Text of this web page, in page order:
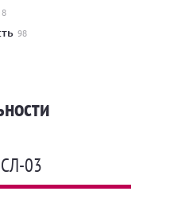
98
03